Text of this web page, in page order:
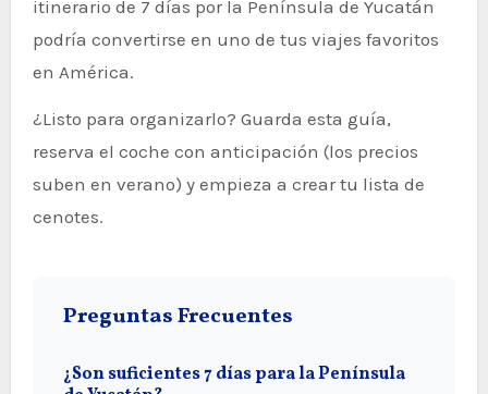
itinerario de 7 días por la Península de Yucatán
podría convertirse en uno de tus viajes favoritos
en América.
¿Listo para organizarlo? Guarda esta guía,
reserva el coche con anticipación (los precios
suben en verano) y empieza a crear tu lista de
cenotes.
Preguntas Frecuentes
¿Son suficientes 7 días para la Península